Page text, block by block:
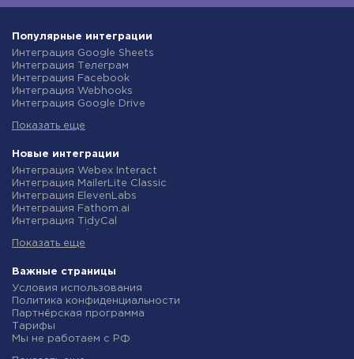
Популярные интеграции
Интеграция Google Sheets
Интеграция Телеграм
Интеграция Facebook
Интеграция Webhooks
Интеграция Google Drive
Интеграция Gmail
Интеграция Новая Почта
Интеграция Binotel
Интеграция OpenAI (ChatGPT)
Интеграция Prom
Интеграция Приват24
Интеграция OLX
Интеграция TurboSMS
Интеграция SendPulse
Интеграция Stream Telecom
Интеграция Google Analytics
Интеграция Creatio
Интеграция Ringostat
Интеграция Google Calendar
Интеграция Airtable
Интеграция RO App
Показать еще
Новые интеграции
Интеграция Webex Interact
Интеграция MailerLite Classic
Интеграция ElevenLabs
Интеграция Fathom.ai
Интеграция TidyCal
Интеграция Gist
Интеграция Straico
Интеграция Rows
Интеграция Firecrawl
Интеграция Binotel SmartCRM
Интеграция Perplexity AI
Интеграция Formbricks
Показать еще
Важные страницы
Условия использования
Политика конфиденциальности
Партнёрская программа
Тарифы
Мы не работаем с РФ